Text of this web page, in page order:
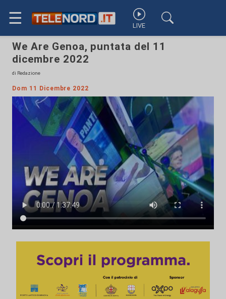
☰ LIVE
We Are Genoa, puntata del 11
dicembre 2022
di Redazione
Dom 11 Dicembre 2022